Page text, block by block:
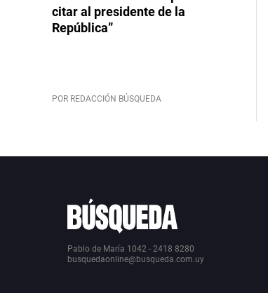
citar al presidente de la
República”
POR REDACCIÓN BÚSQUEDA
Pablo de María 1042 - 2418 8280
busquedaonline@busqueda.com.uy